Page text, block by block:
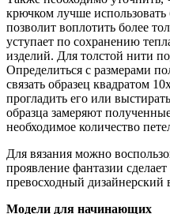
крючком лучше использовать
позволит воплотить более
уступает по сохранению
изделий. Для толстой нити
Определиться с размерами
связать образец квадратом
прогладить его или
образца замеряют
необходимое количество
Для вязания можно
проявление фантазии
превосходный дизайнерский
Модели для начинающих